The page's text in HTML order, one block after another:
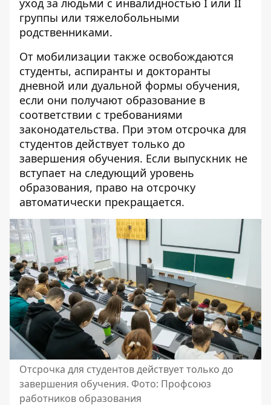
уход за людьми с инвалидностью I или II
группы или тяжелобольными
родственниками.
От мобилизации также освобождаются
студенты, аспиранты и докторанты
дневной или дуальной формы обучения,
если они получают образование в
соответствии с требованиями
законодательства. При этом отсрочка для
студентов действует только до
завершения обучения. Если выпускник не
вступает на следующий уровень
образования, право на отсрочку
автоматически прекращается.
Отсрочка для студентов действует только до
завершения обучения. Фото: Профсоюз
работников образования